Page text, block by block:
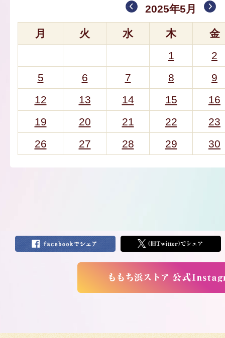
2025年5月
月 火 水 木
金
1
2
5
6 7 8
9
12
13 14 15
16
19
20 21 22
23
26
27 28 29 30